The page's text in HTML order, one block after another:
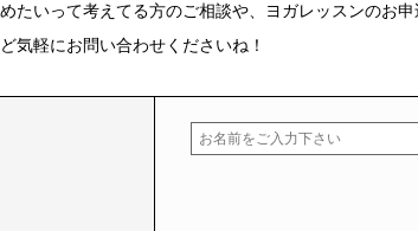
たいって考えてる方のご相談や、ヨガレッスンのお申
気軽にお問い合わせくださいね！